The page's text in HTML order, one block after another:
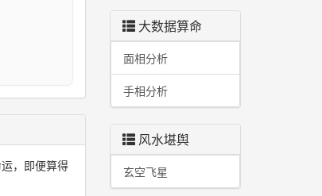
，即便算得
大数据算命
面相分析
手相分析
风水堪舆
玄空飞星